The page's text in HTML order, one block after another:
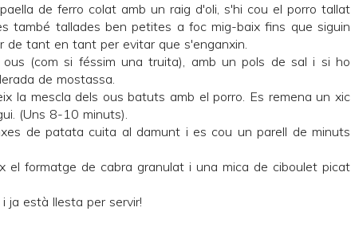
de ferro colat amb un raig d'oli, s'hi cou el porro tallat
també tallades ben petites a foc mig-baix fins que siguin
de tant en tant per evitar que s'enganxin.
(com si féssim una truita), amb un pols de sal i si ho
de mostassa.
la mescla dels ous batuts amb el porro. Es remena un xic
(Uns 8-10 minuts).
de patata cuita al damunt i es cou un parell de minuts
el formatge de cabra granulat i una mica de ciboulet picat
ja està llesta per servir!